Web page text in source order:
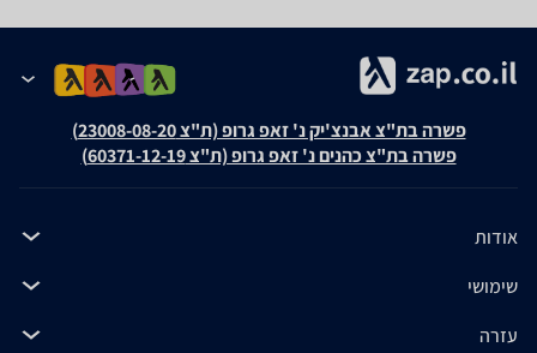
פשרה בת"צ אבנצ'יק נ' זאפ גרופ (ת"צ 23008-08-20)
פשרה בת"צ כהנים נ' זאפ גרופ (ת"צ 60371-12-19)
אודות
שימושי
עזרה